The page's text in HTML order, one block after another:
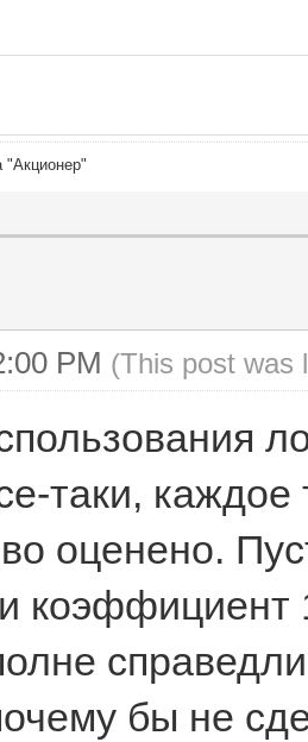
"Акционер"
PM (This post was
таки, каждое
оценено.
коэффициент
бы не